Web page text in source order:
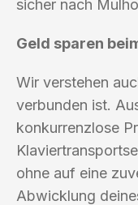
sicher nach
Geld sparen
Wir verstehen
verbunden ist.
konkurrenzlose
ohne auf eine
Abwicklung